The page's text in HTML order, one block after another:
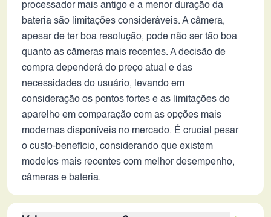
processador mais antigo e a menor duração da
bateria são limitações consideráveis. A câmera,
apesar de ter boa resolução, pode não ser tão boa
quanto as câmeras mais recentes. A decisão de
compra dependerá do preço atual e das
necessidades do usuário, levando em
consideração os pontos fortes e as limitações do
aparelho em comparação com as opções mais
modernas disponíveis no mercado. É crucial pesar
o custo-benefício, considerando que existem
modelos mais recentes com melhor desempenho,
câmeras e bateria.